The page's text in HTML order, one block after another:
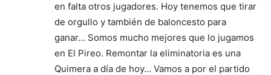
en falta otros jugadores. Hoy tenemos que tirar
de orgullo y también de baloncesto para
ganar… Somos mucho mejores que lo jugamos
en El Pireo. Remontar la eliminatoria es una
Quimera a día de hoy… Vamos a por el partido